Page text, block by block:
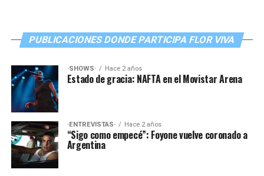
PUBLICACIONES DONDE PARTICIPA FLOR VIVA
·SHOWS· Hace 2 años
Estado de gracia: NAFTA en el Movistar Arena
·ENTREVISTAS· Hace 2 años
“Sigo como empecé”: Foyone vuelve coronado a
Argentina